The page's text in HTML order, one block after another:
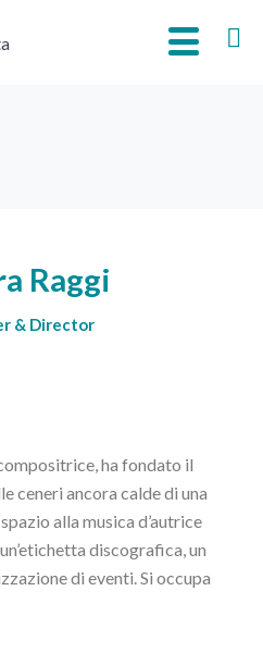
Raggi
& Director
ha fondato il
ceneri ancora calde di una
alla musica d’autrice
discografica, un
di eventi. Si occupa